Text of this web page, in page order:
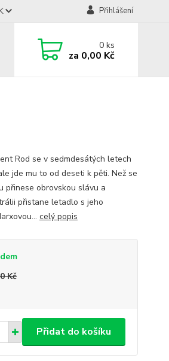
Přihlášení
0ks
za 0,00 Kč
Rod se v sedmdesátých letech
jde mu to od deseti k pěti. Než se
přinese obrovskou slávu a
přistane letadlo s jeho
celý popis
Kč
Přidat do košíku